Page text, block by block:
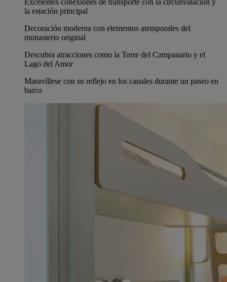
Excelentes conexiones de transporte con la circunvalación y
la estación principal
Decoración moderna con elementos atemporales del
monasterio original
Descubra atracciones como la Torre del Campanario y el
Lago del Amor
Maravíllese con su reflejo en los canales durante un paseo en
barco